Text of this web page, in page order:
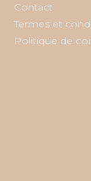
Contact
Termes et
Politique de